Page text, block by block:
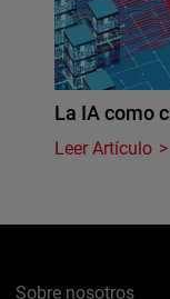
La IA como
Leer Artículo
Sobre nosotros